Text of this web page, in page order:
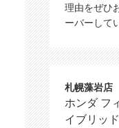
理由をぜひ
ーバーして
札幌藻岩店
ホンダ フ
イブリッ